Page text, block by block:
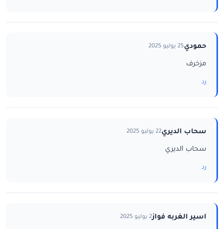
حمودي25 يوليو 2025
مزخرف
رد
سحاب الديري22 يوليو 2025
سحاب الديري
رد
اسير الغربه فواز2 يوليو 2025